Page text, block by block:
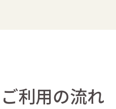
ご利用の流れ